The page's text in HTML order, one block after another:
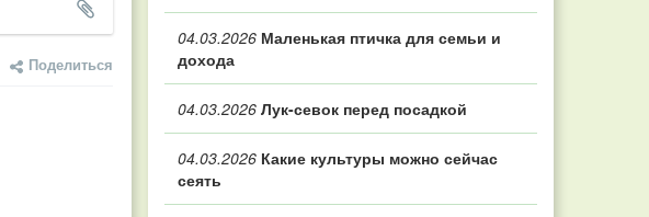
Поделиться
04.03.2026 Маленькая птичка для семьи и
дохода
04.03.2026 Лук-севок перед посадкой
04.03.2026 Какие культуры можно сейчас
сеять